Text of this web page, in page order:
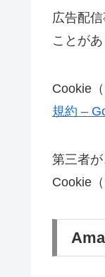
広告配
ことがあ
Cookie
規約 –
第三者
Cookie